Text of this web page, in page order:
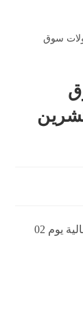
للأوراق المالية 02 تشرين